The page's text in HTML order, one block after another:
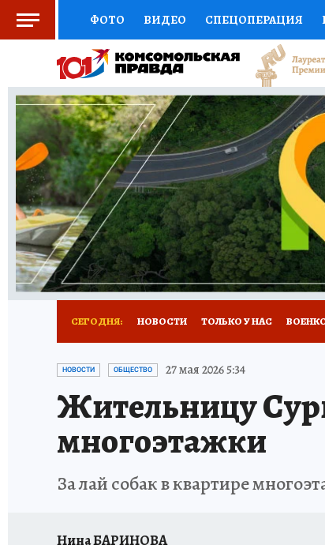
ФОТО ВИДЕО СПЕЦОПЕРАЦИЯ
СОЦПОДДЕРЖКА НАУКА СПОРТ
ВЫБОР ЭКСПЕРТОВ ДОКТОР
КНИЖНАЯ ПОЛКА ПРОГНОЗЫ НА
ПРЕСС-ЦЕНТР НЕДВИЖИМОСТЬ
РАДИО КП РЕКЛАМА ТЕСТЫ
СЕГОДНЯ: НОВОСТИ ТОЛЬКО У НАС
ИСПЫТАНО НА СЕБЕ
НОВОСТИ ОБЩЕСТВО 27 мая 2026 5:34
Жительницу
многоэтажки
За лай собак в квартире
Нина БАРИНОВА